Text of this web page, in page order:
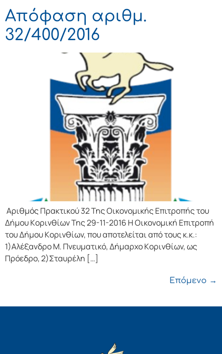
Απόφαση αριθμ.
32/400/2016
Αριθμός Πρακτικού 32 Της Οικονομικής Επιτρoπής τoυ
Δήμoυ Κoριvθίωv Της 29-11-2016 Η Οικονομική Επιτρoπή
τoυ Δήμoυ Κoριvθίωv, πoυ απoτελείται από τoυς κ.κ.:
1)Αλέξανδρο Μ. Πνευματικό, Δήμαρχo Κoριvθίωv, ως
Πρόεδρo, 2)Σταυρέλη […]
Επόμενο →